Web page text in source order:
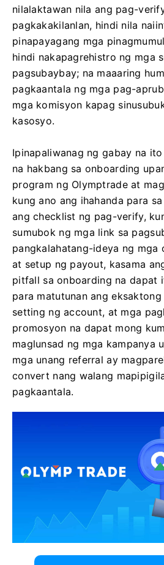
nilalaktawan nila ang pag-
pagkakakilanlan, hindi nila
pinapayagang mga
hindi nakapagrehistro ng mga
pagsubaybay; na maaaring
pagkaantala ng mga pag-
mga komisyon kapag
kasosyo.
Ipinapaliwanag ng gabay na
na hakbang sa onboarding
program ng Olymptrade at
kung ano ang ihahanda para
ang checklist ng pag-verify,
sumubok ng mga link sa
pangkalahatang-ideya ng mga
at setup ng payout, kasama
pitfall sa onboarding na dapat
para matutunan ang
setting ng account, at mga
promosyon na dapat mong
maglunsad ng mga kampanya
mga unang referral ay
convert nang walang
pagkaantala.